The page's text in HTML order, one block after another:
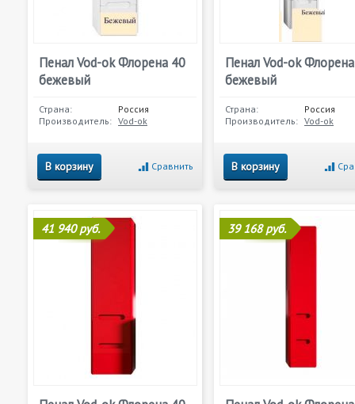
Пенал Vod-ok Флорена 40
бежевый
Страна:
Россия
Производитель: Vod-ok
В корзину Сравнить
Пенал Vod-ok
бежевый
Страна:
Россия
Производитель: Vod-ok
В корзину
41 940 руб. 39 168 руб.